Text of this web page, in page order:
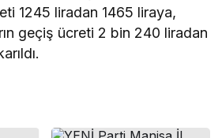
1245 liradan 1465 liraya,
geçiş ücreti 2 bin 240 liradan